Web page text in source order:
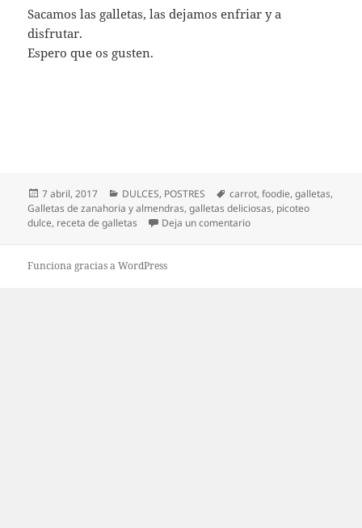
Sacamos las galletas, las dejamos enfriar y a
disfrutar.
Espero que os gusten.
Publicado
el
7 abril, 2017 Categorías
DULCES, POSTRES Etiquetas
carrot,foodie,galletas,
Galletas de zanahoria y almendras,galletas deliciosas, picoteo
dulce, receta de galletas Deja un comentarioen Galletas de
Funciona gracias a WordPress